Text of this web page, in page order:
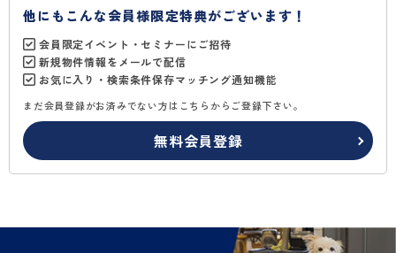
他にもこんな会員様限定特典がございます！
会員限定イベント・セミナーにご招待
新規物件情報をメールで配信
お気に入り・検索条件保存マッチング通知機能
まだ会員登録がお済みでない方はこちらからご登録下さい。
無料会員登録